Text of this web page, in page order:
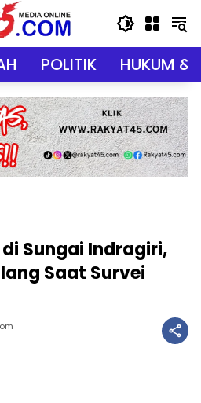
POLITIK HUKUM &
Sungai Indragiri,
Saat Survei